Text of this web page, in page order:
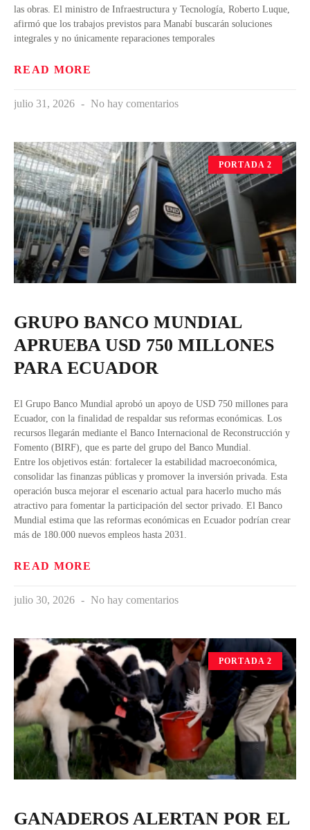
las obras. El ministro de Infraestructura y Tecnología, Roberto Luque,
afirmó que los trabajos previstos para Manabí buscarán soluciones
integrales y no únicamente reparaciones temporales
READ MORE
julio 31, 2026 No hay comentarios
PORTADA 2
GRUPO BANCO MUNDIAL
APRUEBA USD 750 MILLONES
PARA ECUADOR
El Grupo Banco Mundial aprobó un apoyo de USD 750 millones para
Ecuador, con la finalidad de respaldar sus reformas económicas. Los
recursos llegarán mediante el Banco Internacional de Reconstrucción y
Fomento (BIRF), que es parte del grupo del Banco Mundial.
Entre los objetivos están: fortalecer la estabilidad macroeconómica,
consolidar las finanzas públicas y promover la inversión privada. Esta
operación busca mejorar el escenario actual para hacerlo mucho más
atractivo para fomentar la participación del sector privado. El Banco
Mundial estima que las reformas económicas en Ecuador podrían crear
más de 180.000 nuevos empleos hasta 2031.
READ MORE
julio 30, 2026 No hay comentarios
PORTADA 2
GANADEROS ALERTAN POR EL